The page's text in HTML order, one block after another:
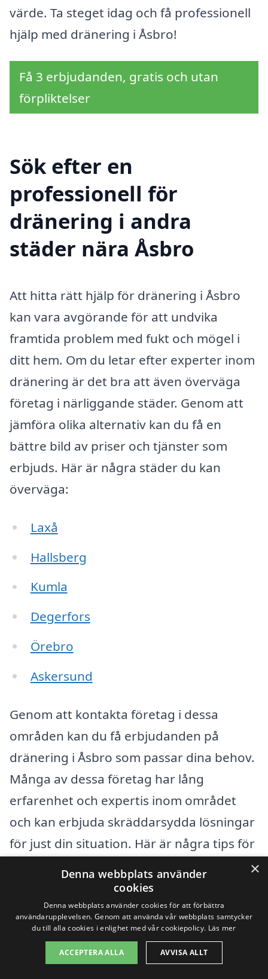
värde. Ta steget idag och få professionell
hjälp med dränering i Åsbro!
Få 3 erbjudanden, gratis och utan
förpliktelser
Sök efter en
professionell för
dränering i andra
städer nära Åsbro
Att hitta rätt hjälp för dränering i Åsbro
kan vara avgörande för att undvika
framtida problem med fukt och mögel i
ditt hem. Om du letar efter experter inom
dränering är det bra att även överväga
företag i närliggande städer. Genom att
jämföra olika alternativ kan du få en
bättre bild av priser och tjänster som
erbjuds. Här är några städer du kan
överväga:
Laxå
Hallsberg
Kumla
Degerfors
Örebro
Askersund
Genom att kontakta företag i dessa
områden kan du få erbjudanden på
dränering i Åsbro som passar dina behov.
Många av dessa företag har lång
erfarenhet och expertis inom området
och kan erbjuda skräddarsydda lösningar
för just din situation. Här är några tips för
Kolla referenser och recensioner från
tidigare kunder.
Jämför priser från olika företag för att
×
Denna webbplats använder
cookies
Denna webbplats använder cookies för att förbättra
användarupplevelsen. Genom att använda vår webbplats samtycker
du till alla cookies i enlighet med vår cookiepolicy. Läs mer
ACCEPTERA ALLA AVVISA ALLT